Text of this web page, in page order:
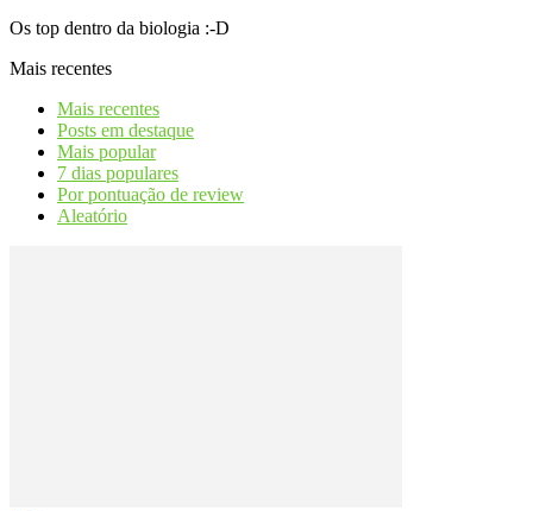
Os top dentro da biologia :-D
Mais recentes
Mais recentes
Posts em destaque
Mais popular
7 dias populares
Por pontuação de review
Aleatório